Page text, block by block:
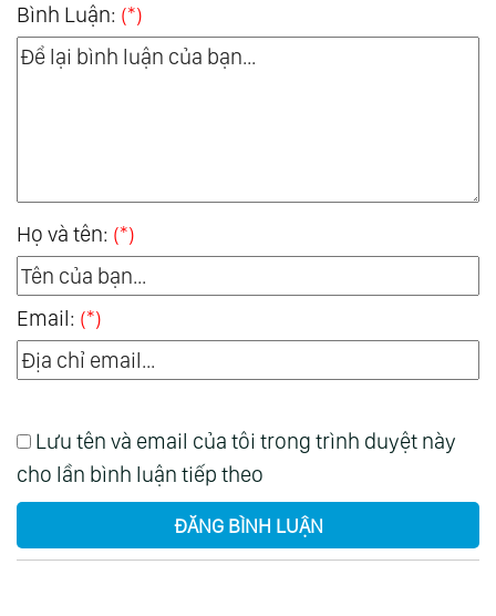
Bình Luận: (*)
Họ và tên: (*)
Email: (*)
Lưu tên và email của tôi trong trình duyệt này
cho lần bình luận tiếp theo
ĐĂNG BÌNH LUẬN